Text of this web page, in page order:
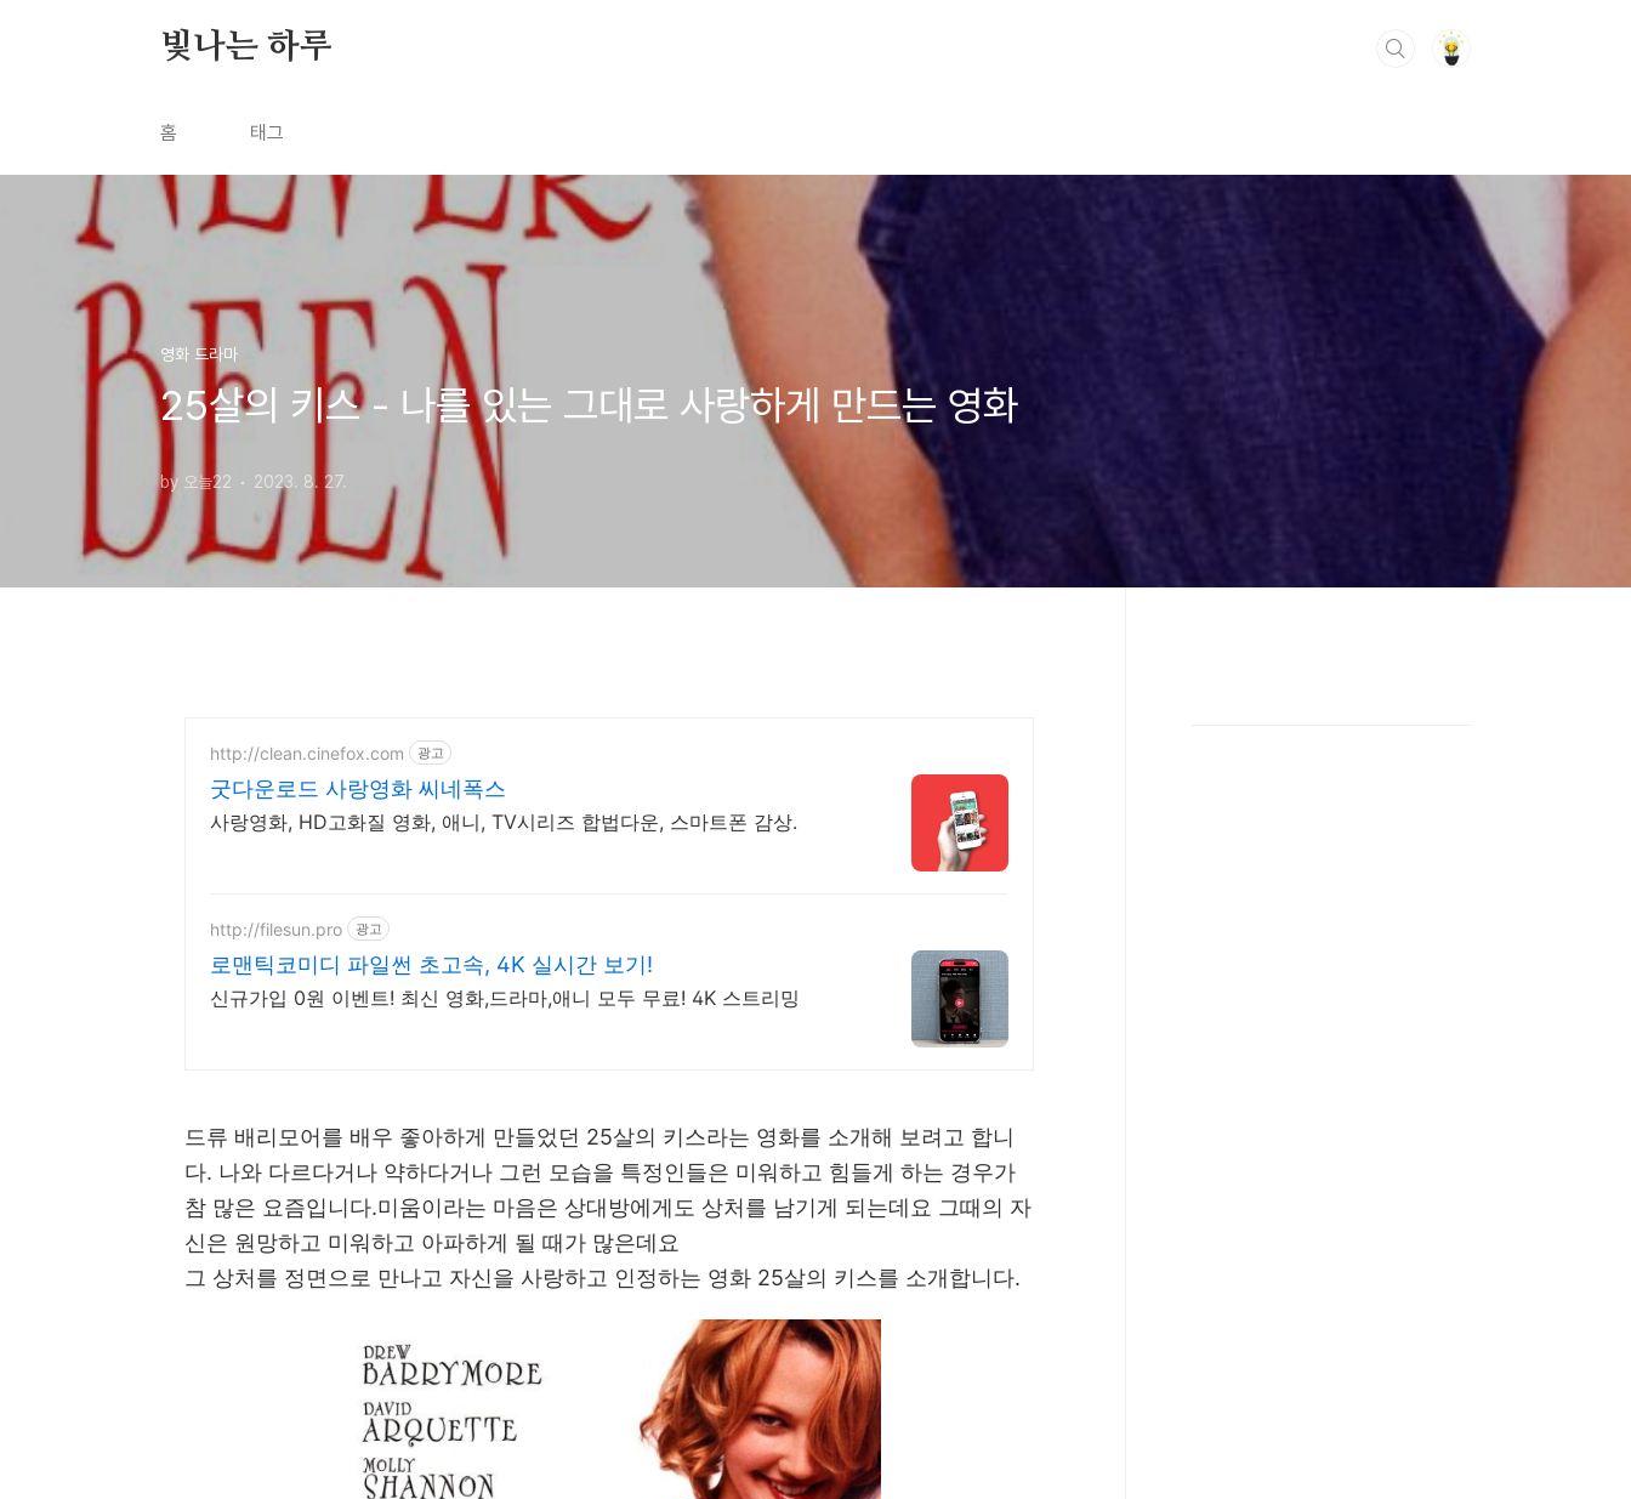
빛나는 하루
홈 태그
영화 드라마
25살의 키스 - 나를 있는 그대로 사랑하게 만드는 영화
by 오늘22 2023. 8. 27.
http://clean.cinefox.com 광고
굿다운로드 사랑영화 씨네폭스
사랑영화, HD고화질 영화, 애니, TV시리즈 합법다운, 스마트폰 감상.
http://filesun.pro 광고
로맨틱코미디 파일썬 초고속, 4K 실시간 보기!
신규가입 0원 이벤트! 최신 영화,드라마,애니 모두 무료! 4K 스트리밍
드류 배리모어를 배우 좋아하게 만들었던 25살의 키스라는 영화를 소개해 보려고 합니
다. 나와 다르다거나 약하다거나 그런 모습을 특정인들은 미워하고 힘들게 하는 경우가
참 많은 요즘입니다.미움이라는 마음은 상대방에게도 상처를 남기게 되는데요 그때의 자
신은 원망하고 미워하고 아파하게 될 때가 많은데요
그 상처를 정면으로 만나고 자신을 사랑하고 인정하는 영화 25살의 키스를 소개합니다.